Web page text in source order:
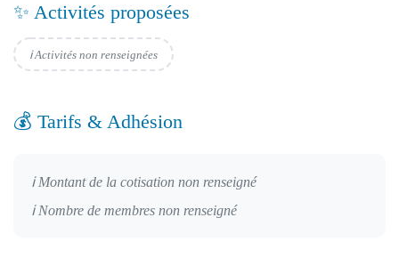
✨ Activités proposées
ℹ️ Activités non renseignées
💰 Tarifs & Adhésion
ℹ️ Montant de la cotisation non renseigné
ℹ️ Nombre de membres non renseigné